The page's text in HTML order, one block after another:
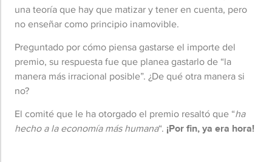
una teoría que hay que matizar y tener en cuenta, pero
no enseñar como principio inamovible.
Preguntado por cómo piensa gastarse el importe del
premio, su respuesta fue que planea gastarlo de “la
manera más irracional posible”. ¿De qué otra manera si
no?
El comité que le ha otorgado el premio resaltó que “ha
hecho a la economía más humana“. ¡Por fin, ya era hora!